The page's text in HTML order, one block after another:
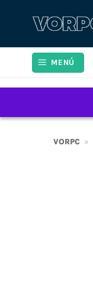
MENÚ
VORPC »